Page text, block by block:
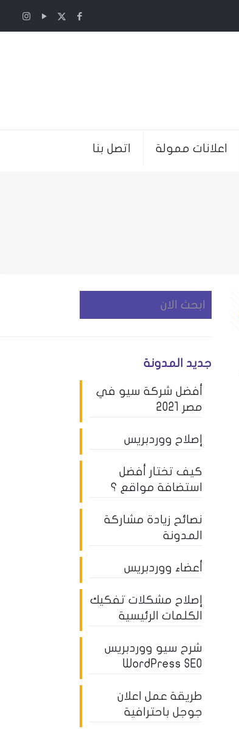
اعلانات ممولة اتصل بنا
جديد المدونة
أفضل شركة سيو في
مصر 2021
إصلاح ووردبريس
كيف تختار أفضل
استضافة مواقع ؟
نصائح زيادة مشاركة
المدونة
أعضاء ووردبريس
إصلاح مشكلات تفكيك
الكلمات الرئيسية
شرح سيو ووردبريس
WordPress SEO
طريقة عمل اعلان
جوجل باحترافية